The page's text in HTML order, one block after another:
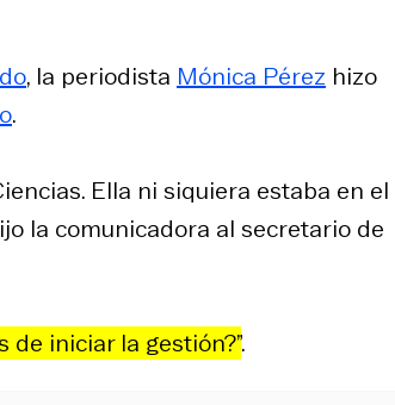
, la periodista Mónica Pérez hizo
.
Ella ni siquiera estaba en el
la comunicadora al secretario de
de iniciar la gestión?”.